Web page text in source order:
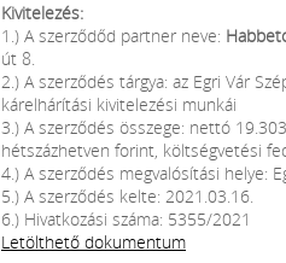
Kivitelezés:
1.) A szerződőd partner neve:
út 8.
2.) A szerződés tárgya: az Egri Vár
kárelhárítási kivitelezési munkái
3.) A szerződés összege: nettó
hétszázhetven forint, költségvetési
4.) A szerződés megvalósítási helye:
5.) A szerződés kelte: 2021.03.16.
6.) Hivatkozási száma: 5355/2021
Letölthető dokumentum